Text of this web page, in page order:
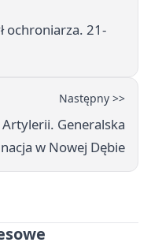
ochroniarza. 21-
Następny >>
Generalska
w Nowej Dębie